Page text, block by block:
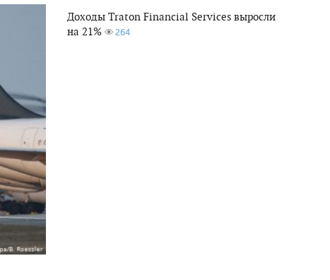
Доходы Traton Financial Services выросли
на 21%
264